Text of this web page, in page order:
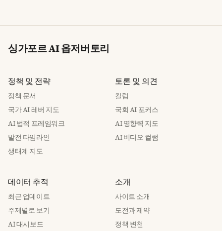
싱가포르 AI 옵저버토리
정책 및 전략
정책 문서
국가 AI 레버 지도
AI 법적 프레임워크
발전 타임라인
생태계 지도
토론 및 의견
컬럼
국회 AI 포커스
AI 영향력 지도
AI 비디오 컬럼
데이터 추적
최근 업데이트
주제별로 보기
AI 대시보드
소개
사이트 소개
도전과 제약
정책 변천